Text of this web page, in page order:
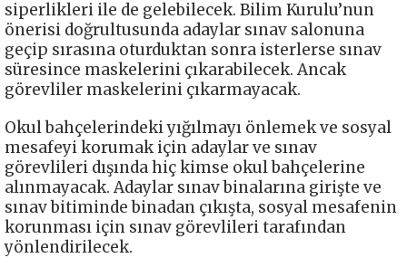
siperlikleri ile de gelebilecek. Bilim Kurulu’nun
önerisi doğrultusunda adaylar sınav salonuna
geçip sırasına oturduktan sonra isterlerse sınav
süresince maskelerini çıkarabilecek. Ancak
görevliler maskelerini çıkarmayacak.
Okul bahçelerindeki yığılmayı önlemek ve sosyal
mesafeyi korumak için adaylar ve sınav
görevlileri dışında hiç kimse okul bahçelerine
alınmayacak. Adaylar sınav binalarına girişte ve
sınav bitiminde binadan çıkışta, sosyal mesafenin
korunması için sınav görevlileri tarafından
yönlendirilecek.